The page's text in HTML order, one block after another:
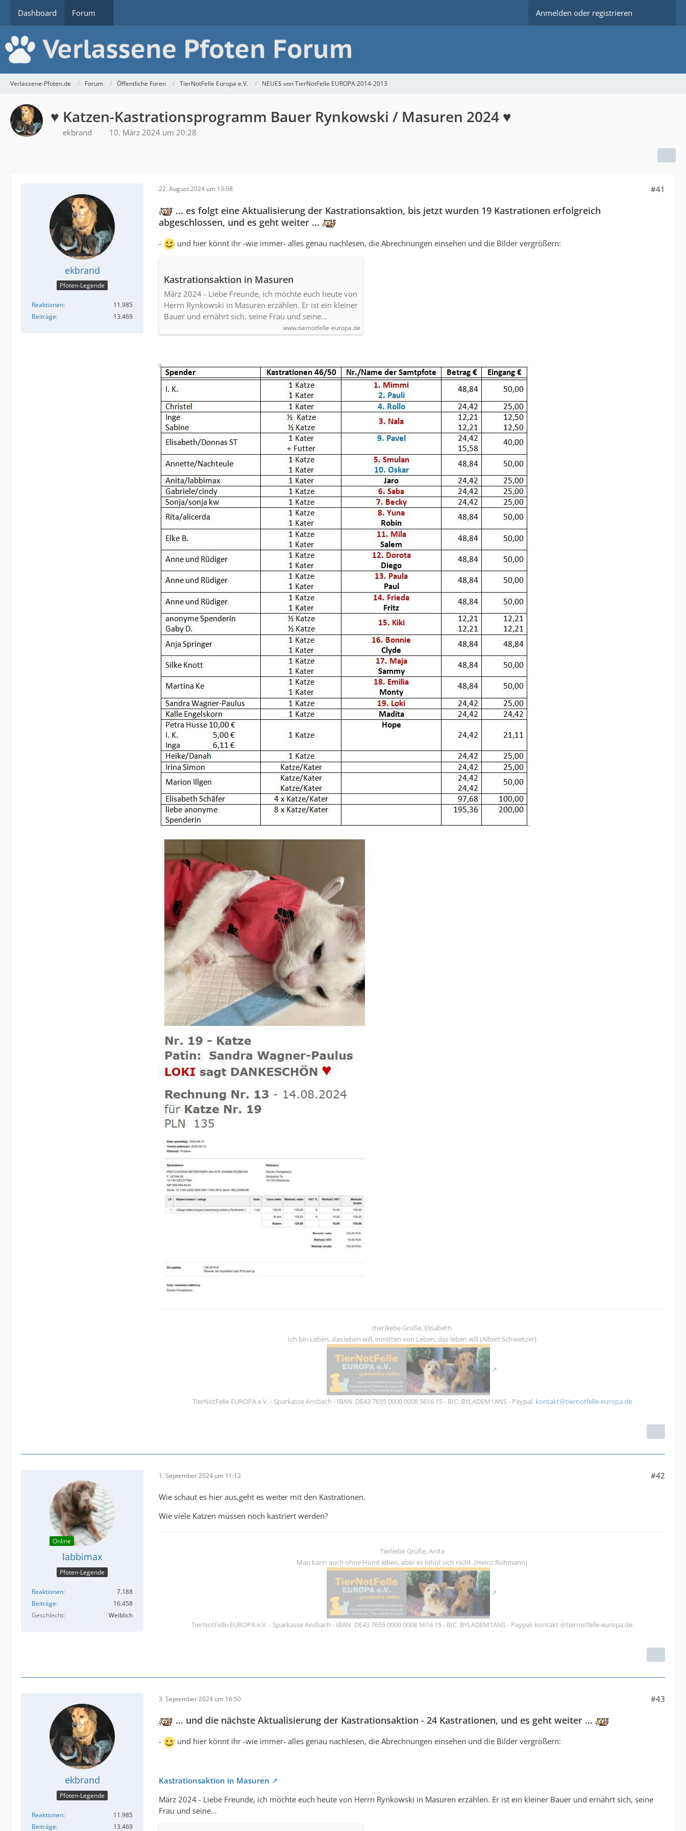
Dashboard Forum Anmelden oder registrieren
Verlassene-Pfoten.de Forum Öffentliche Foren TierNotFelle Europa e.V. NEUES von TierNotFelle EUROPA 2014-2013
♥ Katzen-Kastrationsprogramm Bauer Rynkowski / Masuren 2024 ♥
ekbrand 10. März 2024 um 20:28
ekbrand
Pfoten-Legende
Reaktionen
11.985
Beiträge
13.469
22. August 2024 um 13:08 #41
... es folgt eine Aktualisierung der Kastrationsaktion, bis jetzt wurden 19 Kastrationen erfolgreich
abgeschlossen, und es geht weiter ...
- und hier könnt ihr -wie immer- alles genau nachlesen, die Abrechnungen einsehen und die Bilder vergrößern:
Kastrationsaktion in Masuren
März 2024 - Liebe Freunde, ich möchte euch heute von
Herrn Rynkowski in Masuren erzählen. Er ist ein kleiner
Bauer und ernährt sich, seine Frau und seine…
www.tiernotfelle-europa.de
(tier)liebe Grüße, Elisabeth
Ich bin Leben, das leben will, inmitten von Leben, das leben will (Albert Schweitzer)
TierNotFelle EUROPA e.V. - Sparkasse Ansbach - IBAN: DE43 7655 0000 0008 5616 15 - BIC: BYLADEM1ANS - Paypal: kontakt@tiernotfelle-europa.de
Online
labbimax
Pfoten-Legende
Reaktionen
7.188
Beiträge
16.458
Geschlecht
Weiblich
1. September 2024 um 11:12 #42
Wie schaut es hier aus,geht es weiter mit den Kastrationen.
Wie viele Katzen müssen noch kastriert werden?
Tierliebe Grüße, Anita
Man kann auch ohne Hund leben, aber es lohnt sich nicht. (Heinz Rühmann)
TierNotFelle EUROPA e.V. - Sparkasse Ansbach - IBAN: DE43 7655 0000 0008 5616 15 - BIC: BYLADEM1ANS - Paypal: kontakt @tiernotfelle-europa.de
ekbrand
Pfoten-Legende
Reaktionen
11.985
Beiträge
13.469
3. September 2024 um 16:50 #43
... und die nächste Aktualisierung der Kastrationsaktion - 24 Kastrationen, und es geht weiter ...
- und hier könnt ihr -wie immer- alles genau nachlesen, die Abrechnungen einsehen und die Bilder vergrößern:
Kastrationsaktion in Masuren
März 2024 - Liebe Freunde, ich möchte euch heute von Herrn Rynkowski in Masuren erzählen. Er ist ein kleiner Bauer und ernährt sich, seine
Frau und seine…